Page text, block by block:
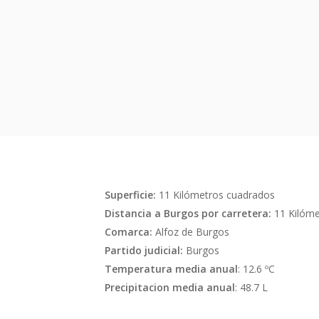
Superficie: 11 Kilómetros cuadrados
Distancia a Burgos por carretera: 11
Comarca: Alfoz de Burgos
Partido judicial: Burgos
Temperatura media anual: 12.6 ºC
Precipitacion media anual: 48.7 L